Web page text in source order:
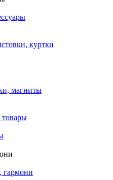
куртки
магниты
товары
гармони